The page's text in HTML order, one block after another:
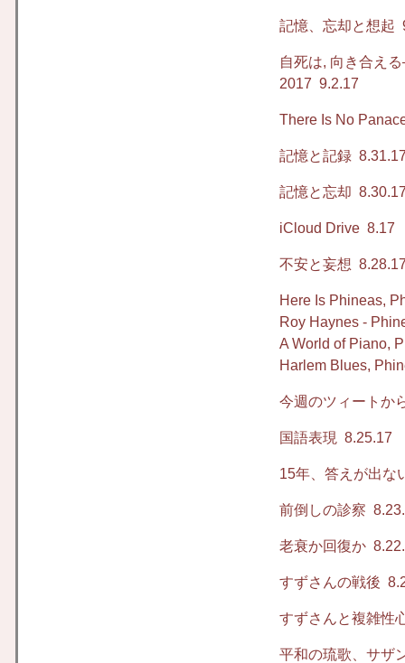
記憶、忘却と想起
自死は, 向き合え
2017 9.2.17
There Is No
記憶と記録
記憶と忘却
iCloud Drive 8.17
不安と妄想
Here Is Phineas,
Roy Haynes -
A World of Piano,
Harlem Blues,
今週のツィートか
国語表現 8.25.17
15年、答えが出な
前倒しの診察
老衰か回復か
すずさんの戦後
すずさんと複雑性
平和の琉歌、サザ